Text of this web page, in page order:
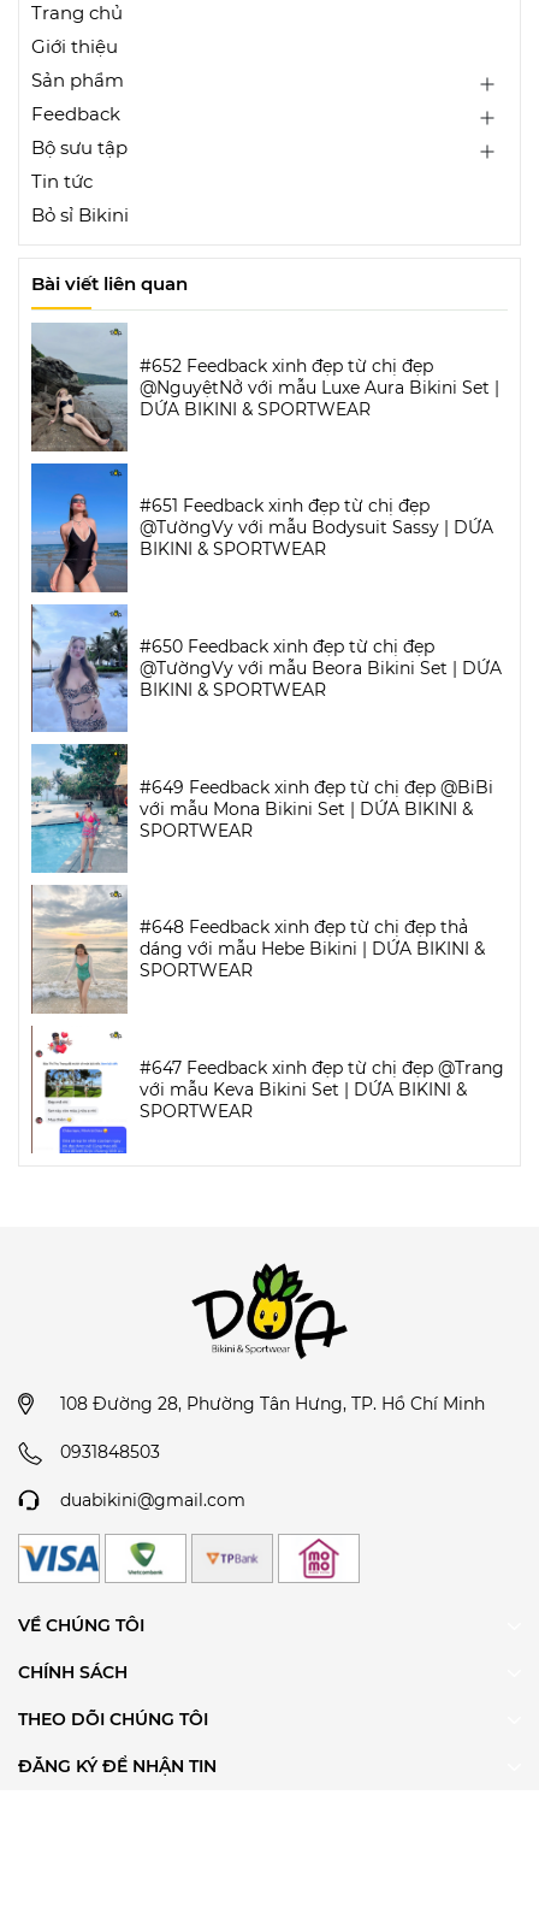
Trang chủ
Giới thiệu
Sản phẩm
Feedback
Bộ sưu tập
Tin tức
Bỏ sỉ Bikini
Bài viết liên quan
#652 Feedback xinh đẹp từ chị đẹp
@NguyệtNở với mẫu Luxe Aura Bikini Set |
DỨA BIKINI & SPORTWEAR
#651 Feedback xinh đẹp từ chị đẹp
@TườngVy với mẫu Bodysuit Sassy | DỨA
BIKINI & SPORTWEAR
#650 Feedback xinh đẹp từ chị đẹp
@TườngVy với mẫu Beora Bikini Set | DỨA
BIKINI & SPORTWEAR
#649 Feedback xinh đẹp từ chị đẹp @BiBi
với mẫu Mona Bikini Set | DỨA BIKINI &
SPORTWEAR
#648 Feedback xinh đẹp từ chị đẹp thả
dáng với mẫu Hebe Bikini | DỨA BIKINI &
SPORTWEAR
#647 Feedback xinh đẹp từ chị đẹp @Trang
với mẫu Keva Bikini Set | DỨA BIKINI &
SPORTWEAR
108 Đường 28, Phường Tân Hưng, TP. Hồ Chí Minh
0931848503
duabikini@gmail.com
VỀ CHÚNG TÔI
CHÍNH SÁCH
THEO DÕI CHÚNG TÔI
ĐĂNG KÝ ĐỂ NHẬN TIN